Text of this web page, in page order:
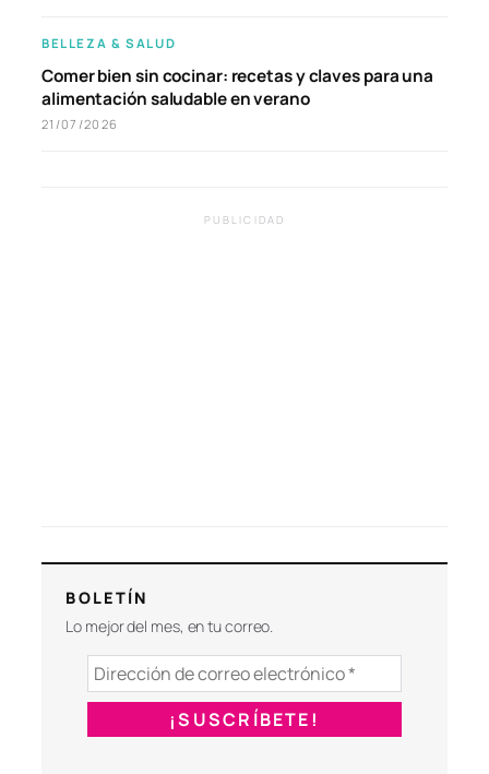
BELLEZA & SALUD
Comer bien sin cocinar: recetas y claves para una
alimentación saludable en verano
21/07/2026
PUBLICIDAD
BOLETÍN
Lo mejor del mes, en tu correo.